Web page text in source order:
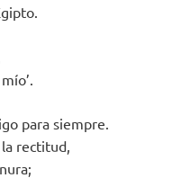
para siempre.
rectitud,